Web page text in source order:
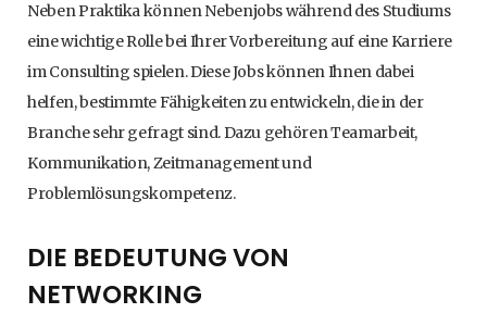
Neben Praktika können Nebenjobs während des Studiums
eine wichtige Rolle bei Ihrer Vorbereitung auf eine Karriere
im Consulting spielen. Diese Jobs können Ihnen dabei
helfen, bestimmte Fähigkeiten zu entwickeln, die in der
Branche sehr gefragt sind. Dazu gehören Teamarbeit,
Kommunikation, Zeitmanagement und
Problemlösungskompetenz.
DIE BEDEUTUNG VON
NETWORKING